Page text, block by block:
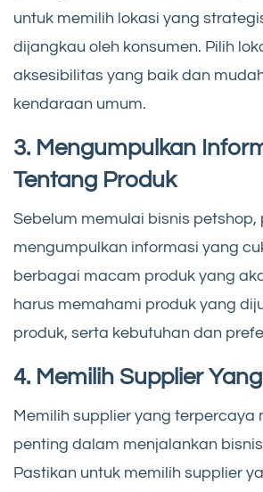
untuk memilih lokasi yang
dijangkau oleh konsumen. Pilih
aksesibilitas yang baik dan
kendaraan umum.
3. Mengumpulkan
Tentang Produk
Sebelum memulai bisnis petshop,
mengumpulkan informasi yang
berbagai macam produk yang
harus memahami produk yang
produk, serta kebutuhan dan
4. Memilih Supplier
Memilih supplier yang terpercaya
penting dalam menjalankan
Pastikan untuk memilih supplier